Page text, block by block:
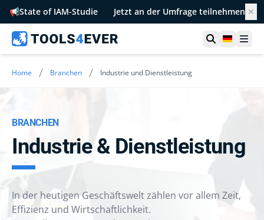
📢State of IAM-Studie Jetzt an der Umfrage teilnehmen ✕
Suche
Home / Branchen / Industrie und Dienstleistung
BRANCHEN
Industrie & Dienstleistung
In der heutigen Geschäftswelt zählen vor allem Zeit,
Effizienz und Wirtschaftlichkeit.